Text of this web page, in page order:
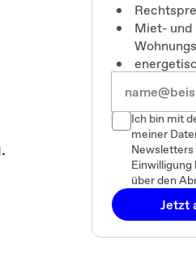
Miet- und
Ich bin mit
meiner
Newsletters
Einwilligung
über den
Jetzt